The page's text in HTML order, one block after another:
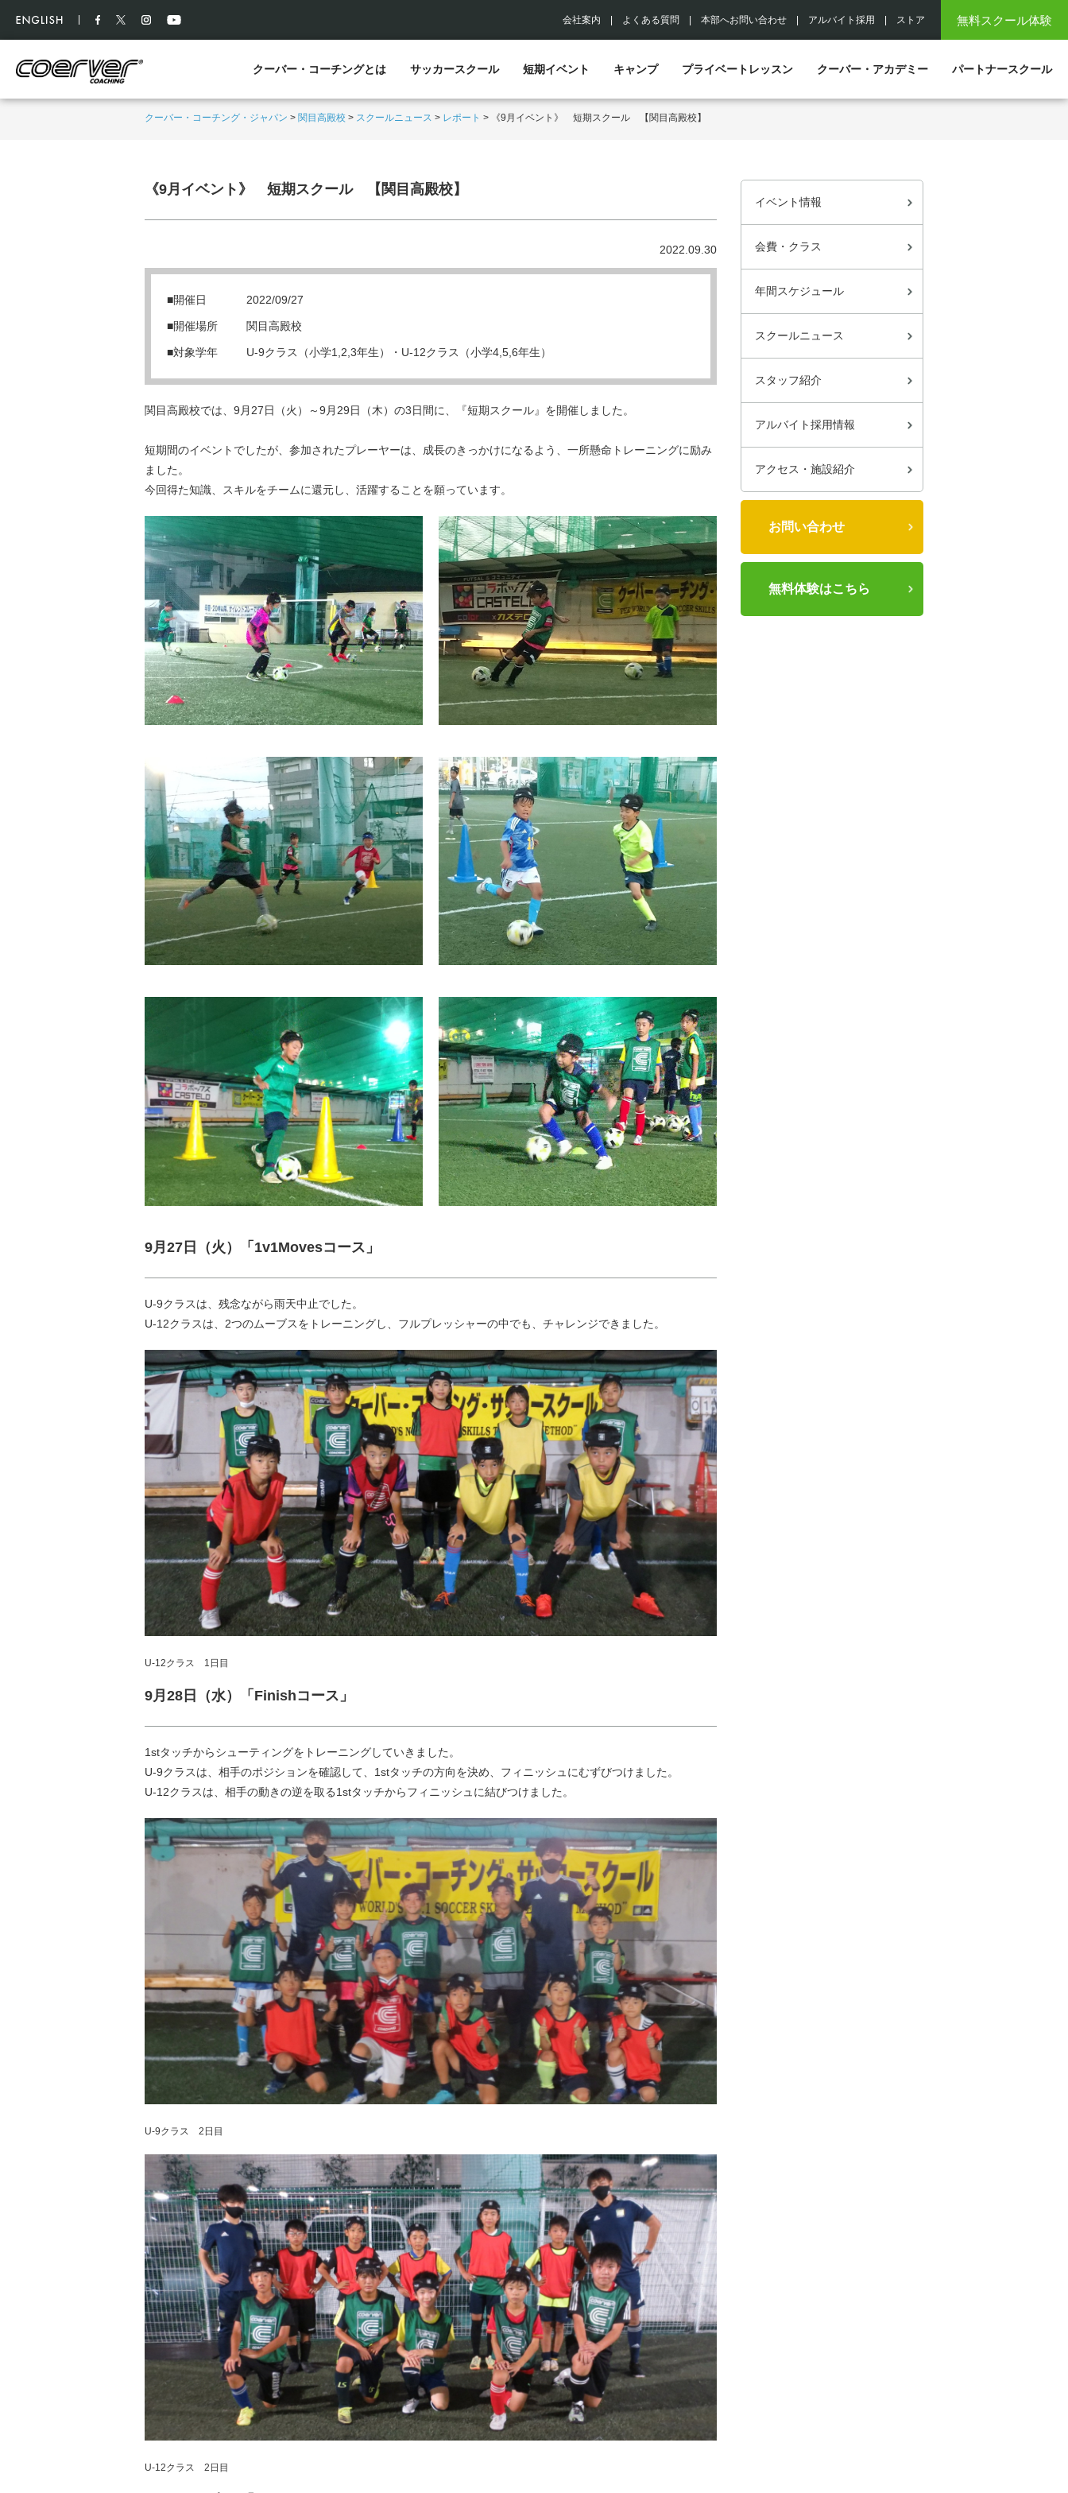
無料スクール体験
会社案内 よくある質問 本部へお問い合わせ アルバイト採用 ストア
クーバー・コーチングとは サッカースクール 短期イベント キャンプ プライベートレッスン クーバー・アカデミー パートナースクール
クーバー・コーチング・ジャパン > 関目高殿校 > スクールニュース > レポート > 《9月イベント》 短期スクール 【関目高殿校】
《9月イベント》 短期スクール 【関目高殿校】
2022.09.30
■開催日 2022/09/27
■開催場所 関目高殿校
■対象学年 U-9クラス（小学1,2,3年生）・U-12クラス（小学4,5,6年生）
関目高殿校では、9月27日（火）～9月29日（木）の3日間に、『短期スクール』を開催しました。
短期間のイベントでしたが、参加されたプレーヤーは、成長のきっかけになるよう、一所懸命トレーニングに励み
ました。
今回得た知識、スキルをチームに還元し、活躍することを願っています。
9月27日（火）「1v1Movesコース」
U-9クラスは、残念ながら雨天中止でした。
U-12クラスは、2つのムーブスをトレーニングし、フルプレッシャーの中でも、チャレンジできました。
U-12クラス 1日目
9月28日（水）「Finishコース」
1stタッチからシューティングをトレーニングしていきました。
U-9クラスは、相手のポジションを確認して、1stタッチの方向を決め、フィニッシュにむずびつけました。
U-12クラスは、相手の動きの逆を取る1stタッチからフィニッシュに結びつけました。
U-9クラス 2日目
U-12クラス 2日目
イベント情報
会費・クラス
年間スケジュール
スクールニュース
スタッフ紹介
アルバイト採用情報
アクセス・施設紹介
お問い合わせ
無料体験はこちら